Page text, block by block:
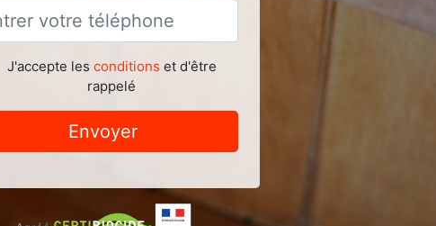
J'accepte les conditions et d'être
rappelé
Envoyer